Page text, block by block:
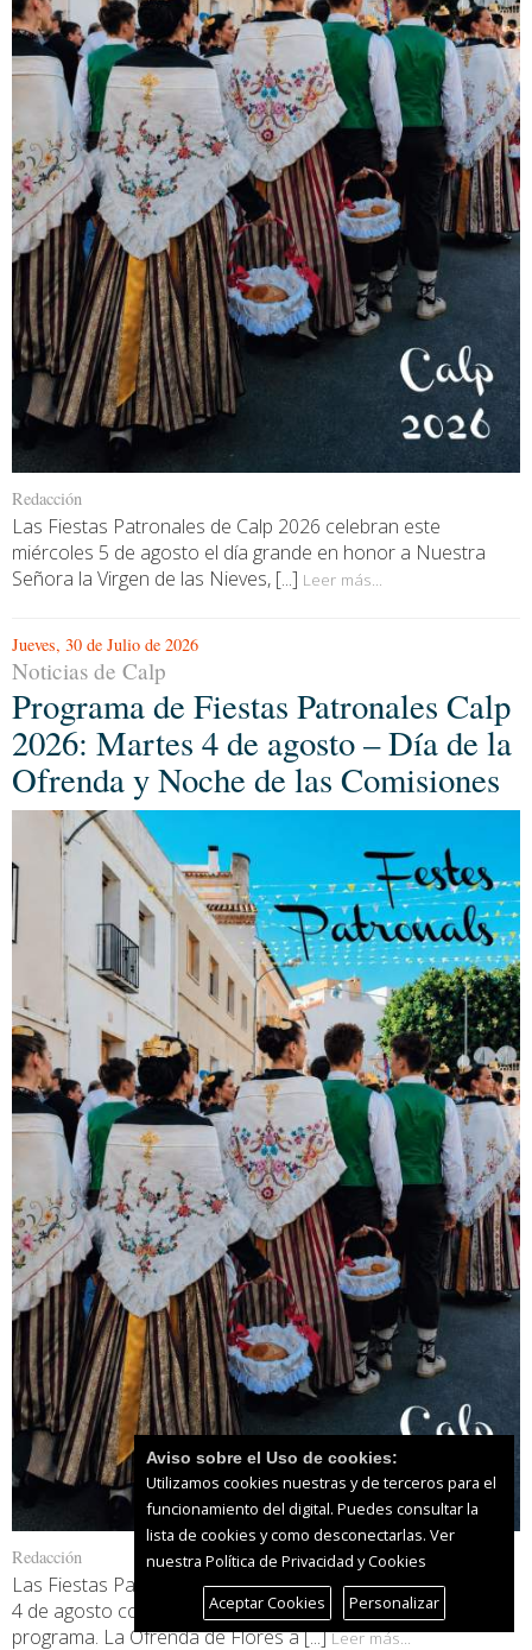
Redacción
Las Fiestas Patronales de Calp 2026 celebran este
miércoles 5 de agosto el día grande en honor a Nuestra
Señora la Virgen de las Nieves, [...] Leer más...
Jueves, 30 de Julio de 2026
Noticias de Calp
Programa de Fiestas Patronales Calp
2026: Martes 4 de agosto – Día de la
Ofrenda y Noche de las Comisiones
Redacción
Las Fiestas Patronales de Calp 2026 continúan este martes
4 de agosto con una de las jornadas más emotivas del
programa. La Ofrenda de Flores a [...]Leer más...
Aviso sobre el Uso de cookies:
Utilizamos cookies nuestras y de terceros para el
funcionamiento del digital. Puedes consultar la
lista de cookies y como desconectarlas. Ver
nuestra Política de Privacidad y Cookies
Aceptar Cookies
Personalizar